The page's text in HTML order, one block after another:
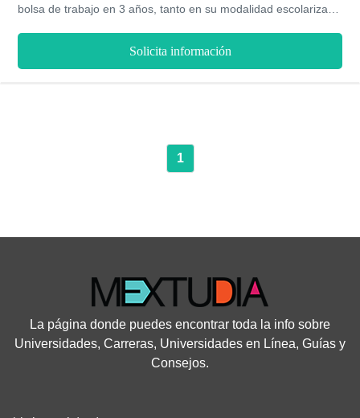
bolsa de trabajo en 3 años, tanto en su modalidad escolarizada
mantenimiento, te permitirá acceder a ser un profesional muy
preparado y lo mejor es que puedes estudiar esta carrera por
Solicita información
1
La página donde puedes encontrar toda la info sobre
Universidades, Carreras, Universidades en Línea, Guías y
Consejos.